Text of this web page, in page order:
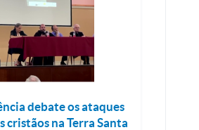
debate os ataques
cristãos na Terra Santa